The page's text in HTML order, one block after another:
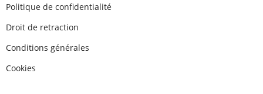
Politique de confidentialité
Droit de retraction
Conditions générales
Cookies